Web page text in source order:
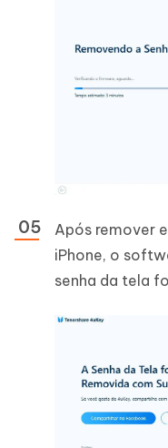
Após remover
iPhone, o
senha da tela